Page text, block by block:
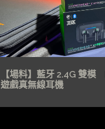
【場料】藍牙 2.4G 雙
遊戲真無線耳機